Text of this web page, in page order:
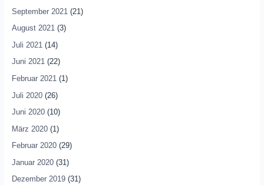
September 2021 (21)
August 2021(3)
Juli 2021 (14)
Juni 2021(22)
Februar 2021 (1)
Juli 2020(26)
Juni 2020(10)
März 2020(1)
Februar 2020(29)
Januar 2020(31)
Dezember 2019(31)